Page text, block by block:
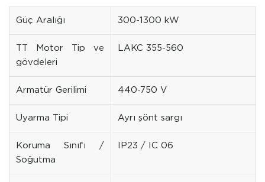
Güç Aralığı 300-1300 kW
TT Motor Tip ve
gövdeleri
LAKC 355-560
Armatür Gerilimi 440-750 V
Uyarma Tipi Ayrı şönt sargı
Koruma Sınıfı /
Soğutma
IP23 / IC 06